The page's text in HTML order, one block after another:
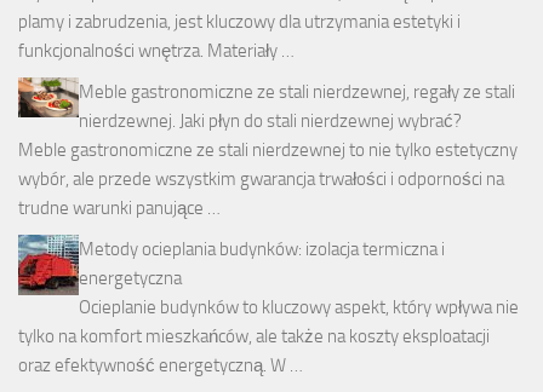
plamy i zabrudzenia, jest kluczowy dla utrzymania estetyki i
funkcjonalności wnętrza. Materiały …
Meble gastronomiczne ze stali nierdzewnej, regały ze stali
nierdzewnej. Jaki płyn do stali nierdzewnej wybrać?
Meble gastronomiczne ze stali nierdzewnej to nie tylko estetyczny
wybór, ale przede wszystkim gwarancja trwałości i odporności na
trudne warunki panujące …
Metody ocieplania budynków: izolacja termiczna i
energetyczna
Ocieplanie budynków to kluczowy aspekt, który wpływa nie
tylko na komfort mieszkańców, ale także na koszty eksploatacji
oraz efektywność energetyczną. W …